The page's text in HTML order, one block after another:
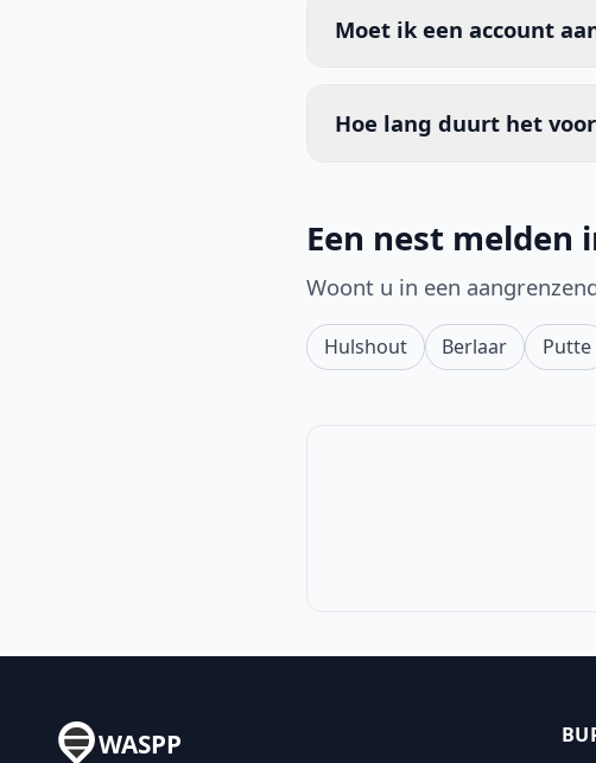
Moet ik een account
Hoe lang duurt het
Een nest melden
Woont u in een
Hulshout Berlaar Putte
WASPP